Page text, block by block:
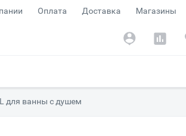
Оплата Доставка Магазины
для ванны с душем